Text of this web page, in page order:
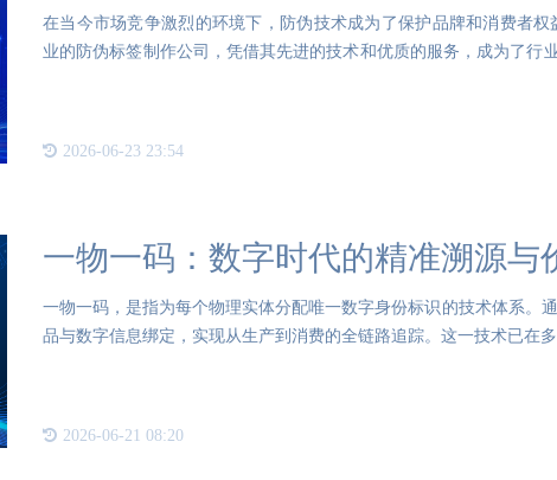
在当今市场竞争激烈的环境下，防伪技术成为了保护品牌和消费者
业的防伪标签制作公司，凭借其先进的技术和优质的服务，成为了行
2026-06-23 23:54
一物一码：数字时代的精准溯源与
一物一码，是指为每个物理实体分配唯一数字身份标识的技术体系。
品与数字信息绑定，实现从生产到消费的全链路追踪。这一技术已在
2026-06-21 08:20